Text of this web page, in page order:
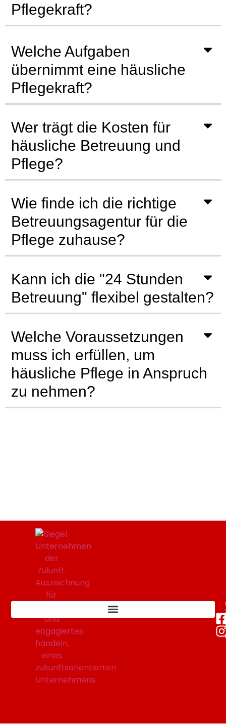
Pflegekraft?
Welche Aufgaben
übernimmt eine häusliche
Pflegekraft?
Wer trägt die Kosten für
häusliche Betreuung und
Pflege?
Wie finde ich die richtige
Betreuungsagentur für die
Pflege zuhause?
Kann ich die "24 Stunden
Betreuung" flexibel gestalten?
Welche Voraussetzungen
muss ich erfüllen, um
häusliche Pflege in Anspruch
zu nehmen?